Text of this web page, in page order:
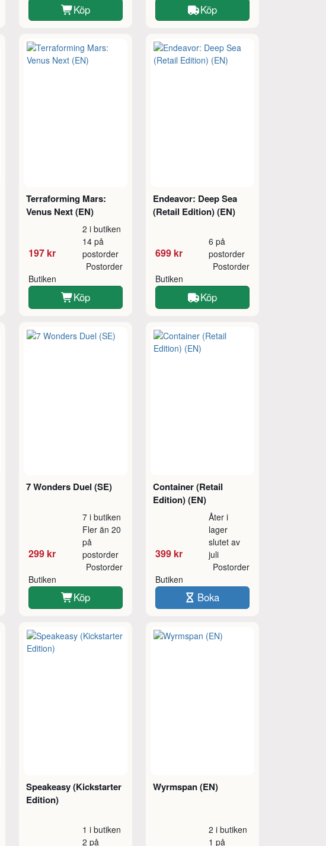
Köp Köp
Terraforming Mars:
Venus Next (EN)
197 kr
2 i butiken
14 på
postorder
Butiken
Postorder
Köp
Endeavor: Deep Sea
(Retail Edition) (EN)
699 kr
6 på
postorder
Butiken
Postorder
Köp
7 Wonders Duel (SE)
299 kr
7 i butiken
Fler än 20
på
postorder
Butiken
Postorder
Köp
Container (Retail
Edition) (EN)
399 kr
Åter i
lager
slutet av
juli
Butiken
Postorder
Boka
Speakeasy (Kickstarter
Edition)
1 i butiken
2 på
Wyrmspan (EN)
2 i butiken
1 på